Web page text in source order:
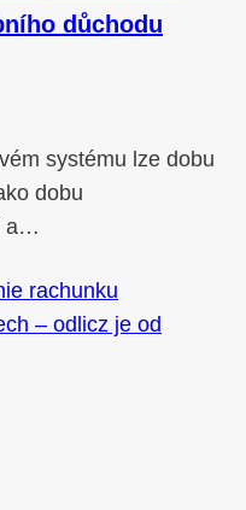
důchodu
systému lze dobu
dobu
a…